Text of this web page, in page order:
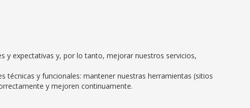
y expectativas y, por lo tanto, mejorar nuestros servicios,
y funcionales: mantener nuestras herramientas (sitios
y mejoren continuamente.